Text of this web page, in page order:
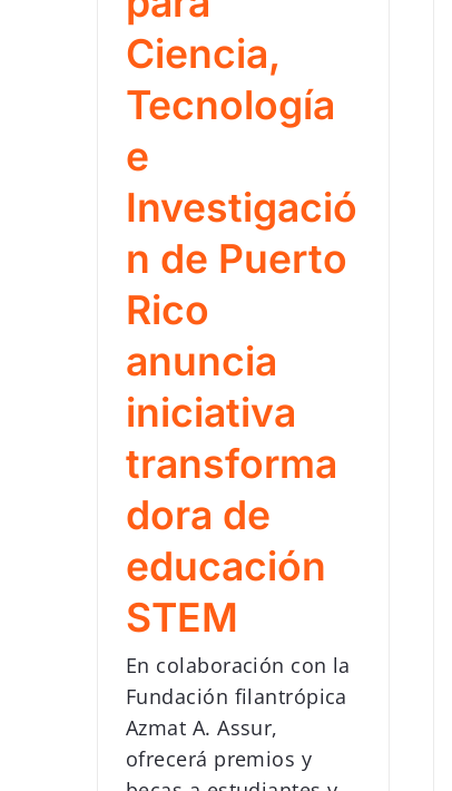
Ciencia,
Tecnología
e
Investigació
n de Puerto
Rico
anuncia
iniciativa
transforma
dora de
educación
STEM
En colaboración con la
Fundación filantrópica
Azmat A. Assur,
ofrecerá premios y